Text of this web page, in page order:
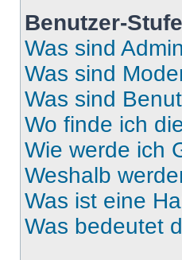
Benutzer-
Was sind
Was sind
Was sind
Wo finde ich
Wie werde ich
Weshalb
Was ist eine
Was bedeutet